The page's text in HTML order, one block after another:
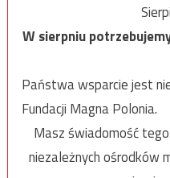
W sierpniu
Państwa wsparcie jest
Fundacji Magna Polonia.
Masz świadomość
niezależnych ośrodków